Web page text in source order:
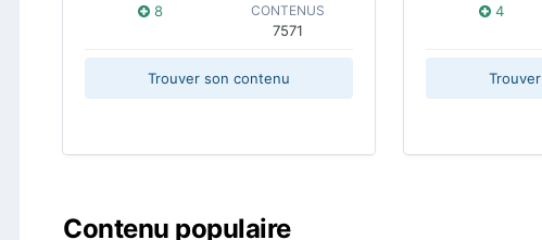
8
CONTENUS
7571
Trouver son contenu
4
Contenu populaire